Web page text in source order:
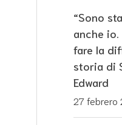
“Sono
anche
fare la
storia di
Edward
27 febrero